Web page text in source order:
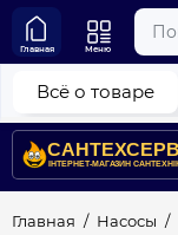
Главная Меню
Главная Насосы
Всё о товаре